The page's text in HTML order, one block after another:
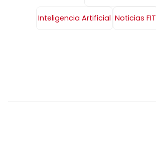
Inteligencia Artificial Noticias FIT